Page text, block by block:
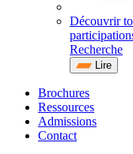
Découvrir
Recherche
Lire
Brochures
Ressources
Admissions
Contact